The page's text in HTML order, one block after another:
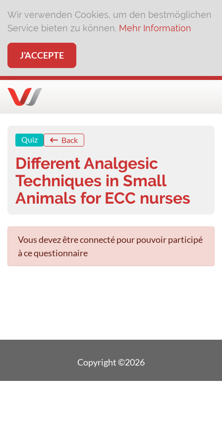
Wir verwenden Cookies, um den bestmöglichen
Service bieten zu können. Mehr Information
J’ACCEPTE
Quiz Back
Different Analgesic
Techniques in Small
Animals for ECC nurses
Vous devez être connecté pour pouvoir participé
à ce questionnaire
Copyright ©2026